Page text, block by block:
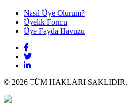
Nasıl Üye Olurum?
Üyelik Formu
Üye Fayda Havuzu
© 2026 TÜM HAKLARI SAKLIDIR.